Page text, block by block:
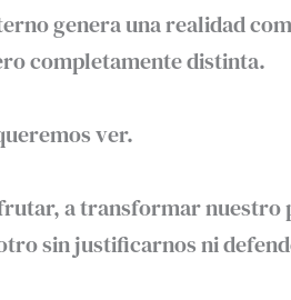
genera una realidad
completamente distinta.⁣
ver.
a transformar nuestro
sin justificarnos ni